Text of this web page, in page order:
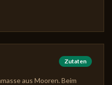
Zutaten
aus Mooren. Beim